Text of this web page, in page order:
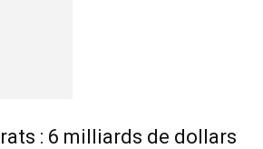
: 6 milliards de dollars